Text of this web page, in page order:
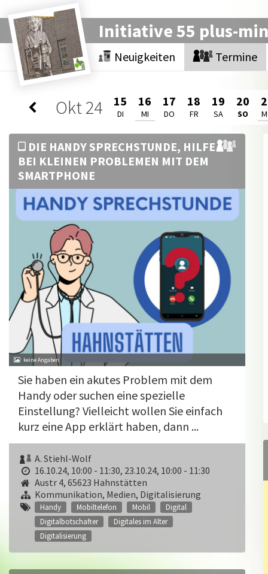
Initiative 55 plus-
Neuigkeiten Termine
Okt24 15
DI
16
MI
17
DO
18
FR
19
SA
20
SO
DIE HANDY SPRECHSTUNDE, HILFE
BEI KLEINEN PROBLEMEN MIT DEM
SMARTPHONE
Sie haben ein akutes Problem mit dem
Handy oder suchen eine spezielle
Einstellung? Vielleicht wollen Sie einfach
kurz eine App erklärt haben, dann ...
A. Stiehl-Wolf
16.10.24, 10:00 - 11:30, 23.10.24, 10:00 - 11:30
Austr 4, 65623 Hahnstätten
Kommunikation, Medien, Digitalisierung
Handy Mobiltelefon Mobil
Digital
Digitalbotschafter
Digitales im Alter
Digitalisierung